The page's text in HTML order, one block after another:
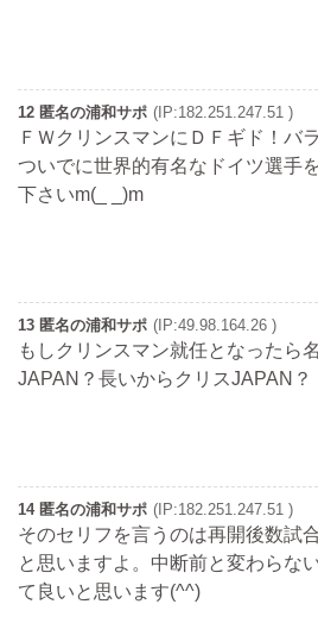
12 匿名の浦和サポ (IP:182.251.247.51 )
ＦＷクリンスマンにＤＦギド！バ
ついでに世界的有名なドイツ選手
下さいm(_ _)m
13 匿名の浦和サポ (IP:49.98.164.26 )
もしクリンスマン就任となったら
JAPAN？長いからクリスJAPAN？
14 匿名の浦和サポ (IP:182.251.247.51 )
そのセリフを言うのは再開後数試
と思いますよ。中断前と変わらな
て良いと思います(^^)